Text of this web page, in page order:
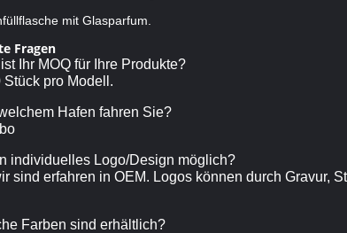
mit Glasparfum.
Fragen
Ihr MOQ für Ihre Produkte?
pro Modell.
Hafen fahren Sie?
individuelles Logo/Design möglich?
sind erfahren in OEM. Logos können durch Gravur,
Farben sind erhältlich?